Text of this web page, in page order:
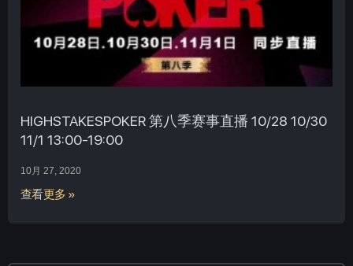
HIGHSTAKESPOKER 第八季赛事直播 10/28 10/30
11/1 13:00-19:00
10月 27, 2020
查看更多 »